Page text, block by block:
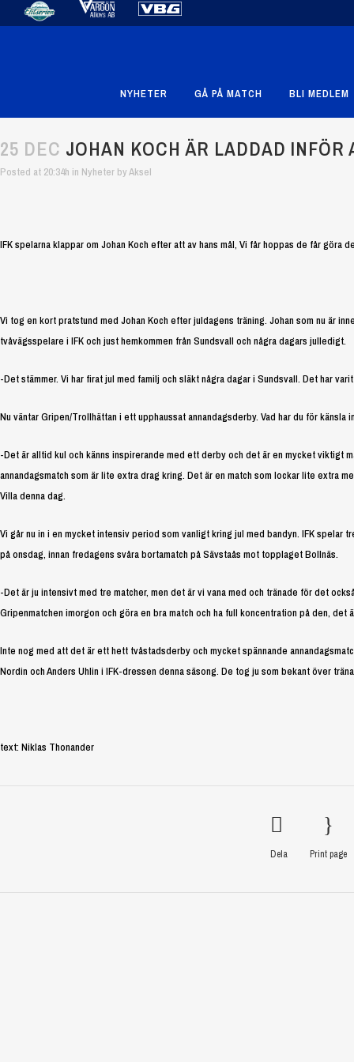
NYHETER GÅ PÅ MATCH BLI MEDLEM
25 DEC JOHAN KOCH ÄR LADDAD INFÖR
Posted at 20:34h in Nyheter byAksel
IFK spelarna klappar om Johan Koch efter att av hans mål, Vi får hoppas de får göra
Vi tog en kort pratstund med Johan Koch efter juldagens träning. Johan som nu är
tvåvägsspelare i IFK och just hemkommen från Sundsvall och några dagars julledigt.
-Det stämmer. Vi har firat jul med familj och släkt några dagar i Sundsvall. Det har
Nu väntar Gripen/Trollhättan i ett upphaussat annandagsderby. Vad har du för känsla
-Det är alltid kul och känns inspirerande med ett derby och det är en mycket viktigt
annandagsmatch som är lite extra drag kring. Det är en match som lockar lite extra
Villa denna dag.
Vi går nu in i en mycket intensiv period som vanligt kring jul med bandyn. IFK spelar
på onsdag, innan fredagens svåra bortamatch på Sävstaås mot topplaget Bollnäs.
-Det är ju intensivt med tre matcher, men det är vi vana med och tränade för det
Gripenmatchen imorgon och göra en bra match och ha full koncentration på den, det
Inte nog med att det är ett hett tvåstadsderby och mycket spännande
Nordin och Anders Uhlin i IFK-dressen denna säsong. De tog ju som bekant över
text: Niklas Thonander
Dela Print page